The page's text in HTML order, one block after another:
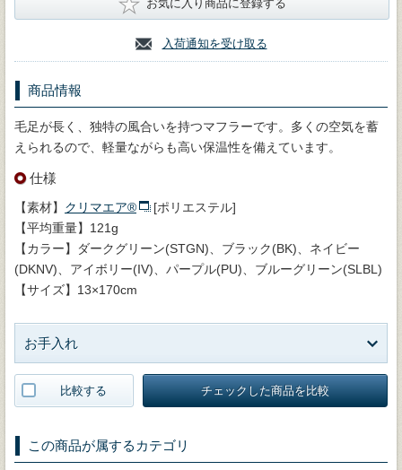
お気に入り商品に登録する
入荷通知を受け取る
商品情報
毛足が長く、独特の風合いを持つマフラーです。多くの空気を蓄
えられるので、軽量ながらも高い保温性を備えています。
仕様
【素材】 クリマエア®
[ポリエステル]
【平均重量】121g
【カラー】ダークグリーン(STGN)、ブラック(BK)、ネイビー
(DKNV)、アイボリー(IV)、パープル(PU)、ブルーグリーン(SLBL)
【サイズ】13×170cm
お手入れ
比較する チェックした商品を比較
この商品が属するカテゴリ